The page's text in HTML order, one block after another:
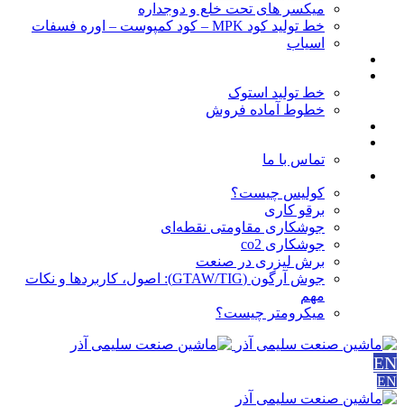
میکسر های تحت خلع و دوجداره
خط تولید کود MPK – کود کمپوست – اوره فسفات
اسیاب
خط تولید استوک
خطوط آماده فروش
تماس با ما
کولیس چیست؟
برقو کاری
جوشکاری مقاومتی نقطه‌ای
جوشکاری co2
برش لیزری در صنعت
جوش آرگون (GTAW/TIG): اصول، کاربردها و نکات
مهم
میکرومتر چیست؟
EN
EN